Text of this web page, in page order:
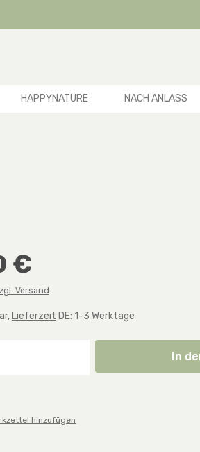
HAPPYNATURE NACH ANLASS
€
Versand
Lieferzeit DE: 1-3 Werktage
Anzahl: Gib den In
hinzufügen